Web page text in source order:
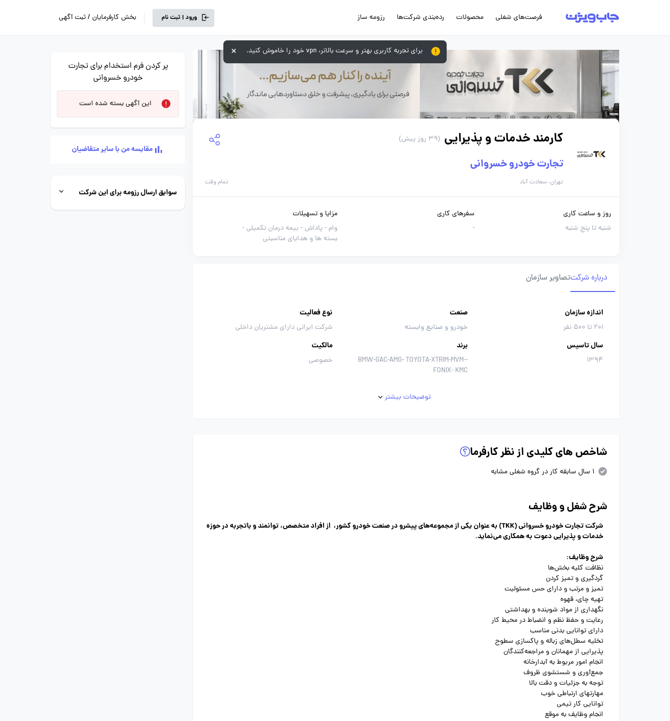
فرصت‌های شغلی محصولات رده‌بندی شرکت‌ها رزومه ساز ورود | ثبت نام بخش کارفرمایان / ثبت آگهی
کارمند خدمات و پذیرایی (39 روز پیش)
تجارت خودرو خسروانی
تهران، سعادت آباد تمام وقت
روز و ساعت کاری
شنبه تا پنج شنبه
سفرهای کاری
-
مزایا و تسهیلات
وام - پاداش - بیمه درمان تکمیلی -
بسته ها و هدایای مناسبتی
درباره شرکتتصاویر سازمان
اندازه سازمان
201 تا 500 نفر
صنعت
خودرو و صنایع وابسته
نوع فعالیت
شرکت ایرانی دارای مشتریان داخلی
سال تاسیس
1394
برند
-BMW-GAC-AMG- TOYOTA-XTRIM-MVM-
FONIX- KMC
مالکیت
خصوصی
توضیحات بیشتر
شاخص های کلیدی از نظر کارفرما
1 سال سابقه کار در گروه شغلی مشابه
شرح شغل و وظایف
شرکت تجارت خودرو خسروانی (TKK) به عنوان یکی از مجموعه‌های پیشرو در صنعت خودرو کشور، از افراد متخصص، توانمند و باتجربه در حوزه
خدمات و پذیرایی دعوت به همکاری می‌نماید.
شرح وظایف:
نظافت کلیه بخش‌ها
گردگیری و تمیز کردن
تمیز و مرتب و دارای حس مسئولیت
تهیه چای، قهوه
نگهداری از مواد شوینده و بهداشتی
رعایت و حفظ نظم و انضباط در محیط کار
دارای توانایی بدنی مناسب
تخلیه سطل‌های زباله و پاکسازی سطوح
پذیرایی از مهمانان و مراجعه‌کنندگان
انجام امور مربوط به آبدارخانه
جمع‌آوری و شستشوی ظروف
توجه به جزئیات و دقت بالا
مهارتهای ارتباطی خوب
توانایی کار تیمی
انجام وظایف به موقع
پر کردن فرم استخدام برای تجارت
خودرو خسروانی
این آگهی بسته شده است
مقایسه من با سایر متقاضیان
سوابق ارسال رزومه برای این شرکت
برای تجربه کاربری بهتر و سرعت بالاتر، vpn خود را خاموش کنید.